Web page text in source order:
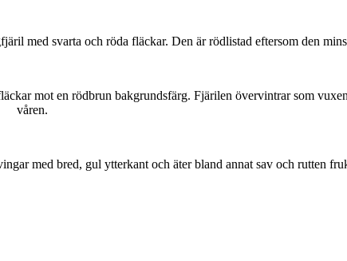
med svarta och röda fläckar. Den är rödlistad eftersom den
mot en rödbrun bakgrundsfärg. Fjärilen övervintrar som
våren.
med bred, gul ytterkant och äter bland annat sav och rutten